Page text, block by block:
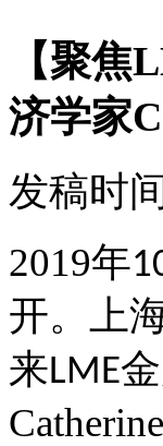
【聚
济学家
发稿时
2019年
开。上
来LME